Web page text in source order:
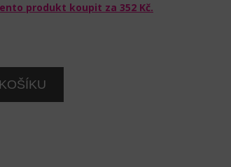
produkt koupit za 352 Kč.